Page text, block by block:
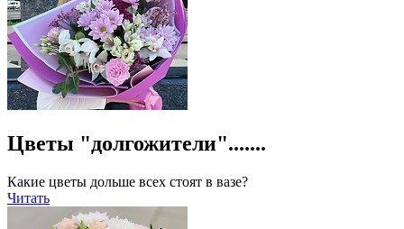
Цветы "долгожители".......
Какие цветы дольше всех стоят в вазе?
Читать